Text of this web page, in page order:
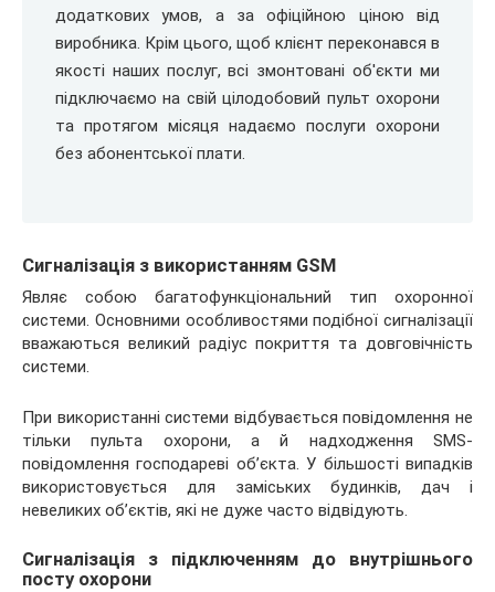
додаткових умов, а за офіційною ціною від
виробника. Крім цього, щоб клієнт переконався в
якості наших послуг, всі змонтовані об'єкти ми
підключаємо на свій цілодобовий пульт охорони
та протягом місяця надаємо послуги охорони
без абонентської плати.
Сигналізація з використанням GSM
Являє собою багатофункціональний тип охоронної
системи. Основними особливостями подібної сигналізації
вважаються великий радіус покриття та довговічність
системи.
При використанні системи відбувається повідомлення не
тільки пульта охорони, а й надходження SMS-
повідомлення господареві об’єкта. У більшості випадків
використовується для заміських будинків, дач і
невеликих об’єктів, які не дуже часто відвідують.
Сигналізація з підключенням до внутрішнього
посту охорони